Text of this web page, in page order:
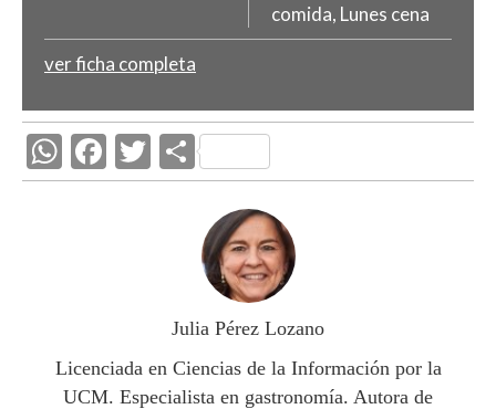
comida, Lunes cena
ver ficha completa
W
h
p
F
ac
k
T
w
C
o
m
p
ar
ti
r
Julia Pérez Lozano
Licenciada en Ciencias de la Información por la
UCM. Especialista en gastronomía. Autora de